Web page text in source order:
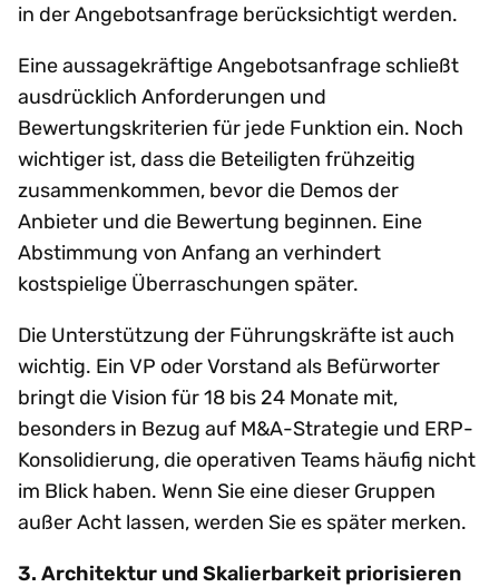
in der Angebotsanfrage berücksichtigt werden.
Eine aussagekräftige Angebotsanfrage schließt
ausdrücklich Anforderungen und
Bewertungskriterien für jede Funktion ein. Noch
wichtiger ist, dass die Beteiligten frühzeitig
zusammenkommen, bevor die Demos der
Anbieter und die Bewertung beginnen. Eine
Abstimmung von Anfang an verhindert
kostspielige Überraschungen später.
Die Unterstützung der Führungskräfte ist auch
wichtig. Ein VP oder Vorstand als Befürworter
bringt die Vision für 18 bis 24 Monate mit,
besonders in Bezug auf M&A-Strategie und ERP-
Konsolidierung, die operativen Teams häufig nicht
im Blick haben. Wenn Sie eine dieser Gruppen
außer Acht lassen, werden Sie es später merken.
3. Architektur und Skalierbarkeit priorisieren